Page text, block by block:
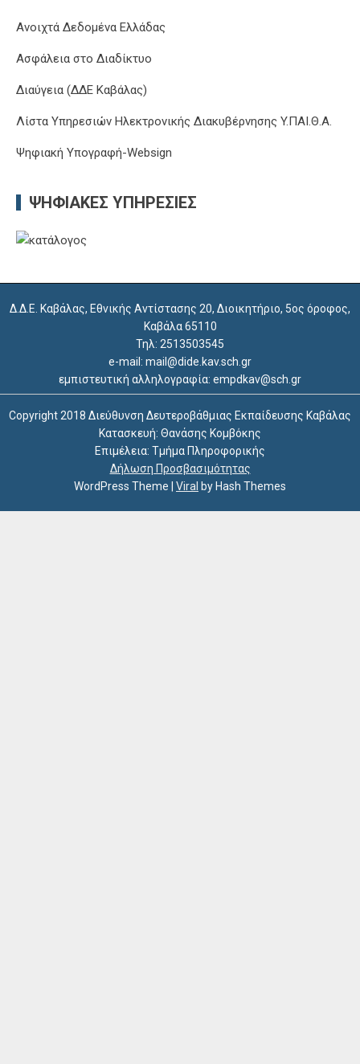
Ανοιχτά Δεδομένα Ελλάδας
Ασφάλεια στο Διαδίκτυο
Διαύγεια (ΔΔΕ Καβάλας)
Λίστα Υπηρεσιών Ηλεκτρονικής Διακυβέρνησης Y.ΠΑΙ.Θ.Α.
Ψηφιακή Υπογραφή-Websign
ΨΗΦΙΑΚΈΣ ΥΠΗΡΕΣΊΕΣ
Δ.Δ.Ε. Καβάλας, Εθνικής Αντίστασης 20, Διοικητήριο, 5ος όροφος,
Καβάλα 65110
Τηλ: 2513503545
e-mail: mail@dide.kav.sch.gr
εμπιστευτική αλληλογραφία: empdkav@sch.gr
Copyright 2018 Διεύθυνση Δευτεροβάθμιας Εκπαίδευσης Καβάλας
Κατασκευή: Θανάσης Κομβόκης
Επιμέλεια: Τμήμα Πληροφορικής
Δήλωση Προσβασιμότητας
WordPress Theme
Viral by Hash Themes